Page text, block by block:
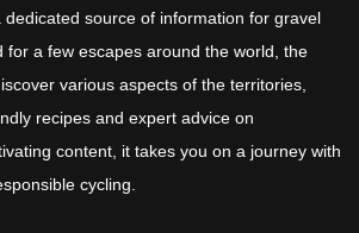
dedicated source of information for gravel
for a few escapes around the world, the
various aspects of the territories,
recipes and expert advice on
content, it takes you on a journey with
cycling.